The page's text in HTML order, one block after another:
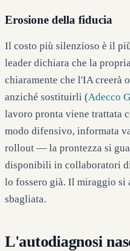
Erosione della fiducia
Il costo più silenzioso è il
leader dichiara che la
chiaramente che l'IA creerà
anziché sostituirli (Adecco
lavoro pronta viene trattata
modo difensivo, informata
rollout — la prontezza si
disponibili in collaboratori
lo fossero già. Il miraggio si
sbagliata.
L'autodiagnosi